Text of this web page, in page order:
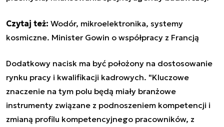
Czytaj też: Wodór, mikroelektronika, systemy
kosmiczne. Minister Gowin o współpracy z Francją
Dodatkowy nacisk ma być położony na dostosowanie
rynku pracy i kwalifikacji kadrowych. "Kluczowe
znaczenie na tym polu będą miały branżowe
instrumenty związane z podnoszeniem kompetencji i
zmianą profilu kompetencyjnego pracowników, z